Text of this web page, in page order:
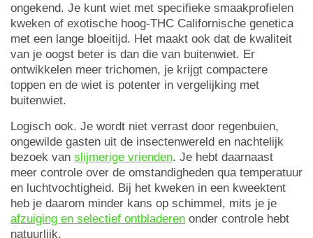
ongekend. Je kunt wiet met specifieke smaakprofielen
kweken of exotische hoog-THC Californische genetica
met een lange bloeitijd. Het maakt ook dat de kwaliteit
van je oogst beter is dan die van buitenwiet. Er
ontwikkelen meer trichomen, je krijgt compactere
toppen en de wiet is potenter in vergelijking met
buitenwiet.
Logisch ook. Je wordt niet verrast door regenbuien,
ongewilde gasten uit de insectenwereld en nachtelijk
bezoek van slijmerige vrienden. Je hebt daarnaast
meer controle over de omstandigheden qua temperatuur
en luchtvochtigheid. Bij het kweken in een kweektent
heb je daarom minder kans op schimmel, mits je je
afzuiging en selectief ontbladeren onder controle hebt
natuurlijk.